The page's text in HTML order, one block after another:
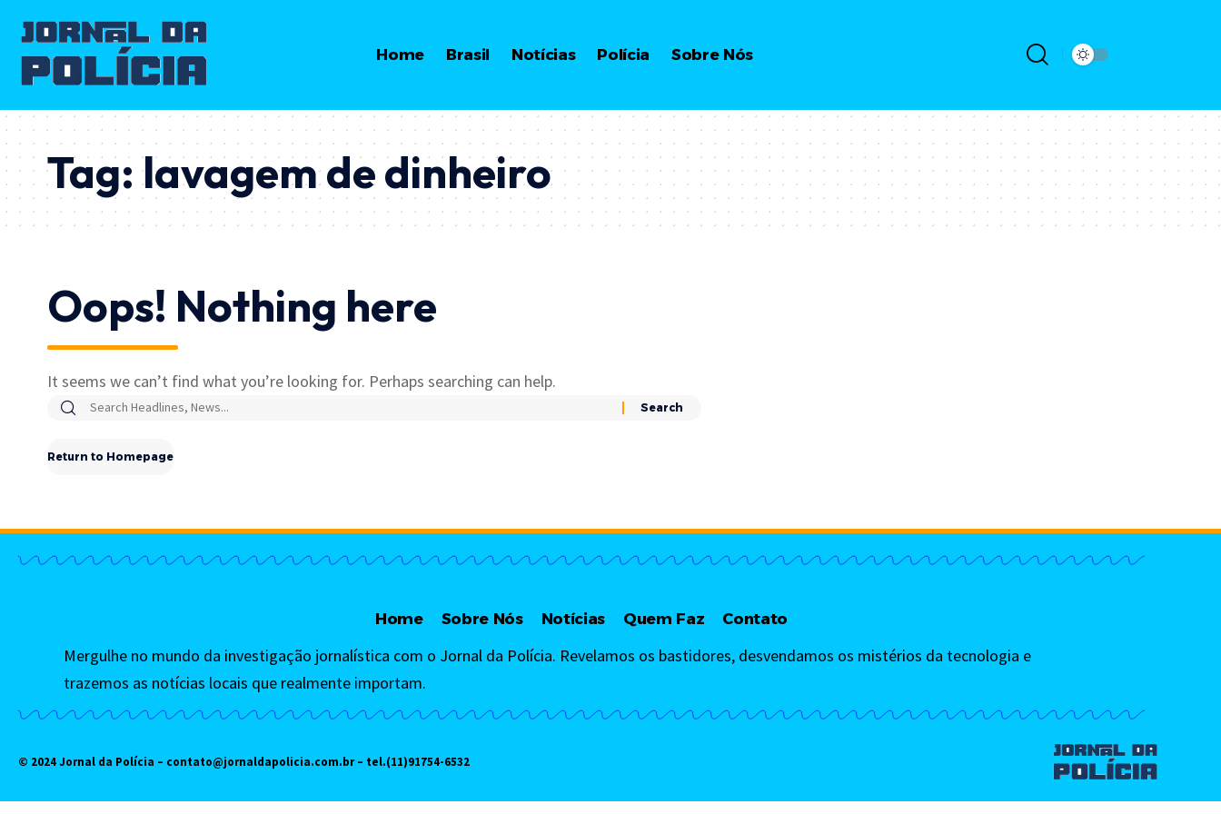
Home Brasil Notícias Polícia Sobre Nós
Tag:lavagem de dinheiro
Oops! Nothing here
It seems we can’t find what you’re looking for. Perhaps searching can help.
Return to Homepage
Home Sobre Nós Notícias Quem Faz Contato
Mergulhe no mundo da investigação jornalística com o Jornal da Polícia. Revelamos os bastidores, desvendamos os mistérios da tecnologia e
trazemos as notícias locais que realmente importam.
© 2024 Jornal da Polícia – contato@jornaldapolicia.com.br– tel.(11)91754-6532